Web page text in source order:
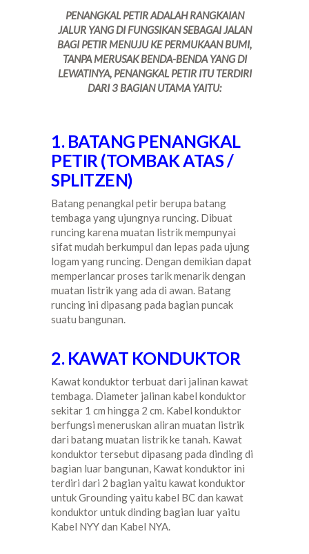
PENANGKAL PETIR ADALAH RANGKAIAN
JALUR YANG DI FUNGSIKAN SEBAGAI JALAN
BAGI PETIR MENUJU KE PERMUKAAN BUMI,
TANPA MERUSAK BENDA-BENDA YANG DI
LEWATINYA, PENANGKAL PETIR ITU TERDIRI
DARI 3 BAGIAN UTAMA YAITU:
1. BATANG PENANGKAL
PETIR (TOMBAK ATAS /
SPLITZEN)
Batang penangkal petir berupa batang
tembaga yang ujungnya runcing. Dibuat
runcing karena muatan listrik mempunyai
sifat mudah berkumpul dan lepas pada ujung
logam yang runcing. Dengan demikian dapat
memperlancar proses tarik menarik dengan
muatan listrik yang ada di awan. Batang
runcing ini dipasang pada bagian puncak
suatu bangunan.
2. KAWAT KONDUKTOR
Kawat konduktor terbuat dari jalinan kawat
tembaga. Diameter jalinan kabel konduktor
sekitar 1 cm hingga 2 cm. Kabel konduktor
berfungsi meneruskan aliran muatan listrik
dari batang muatan listrik ke tanah. Kawat
konduktor tersebut dipasang pada dinding di
bagian luar bangunan, Kawat konduktor ini
terdiri dari 2 bagian yaitu kawat konduktor
untuk Grounding yaitu kabel BC dan kawat
konduktor untuk dinding bagian luar yaitu
Kabel NYY dan Kabel NYA.